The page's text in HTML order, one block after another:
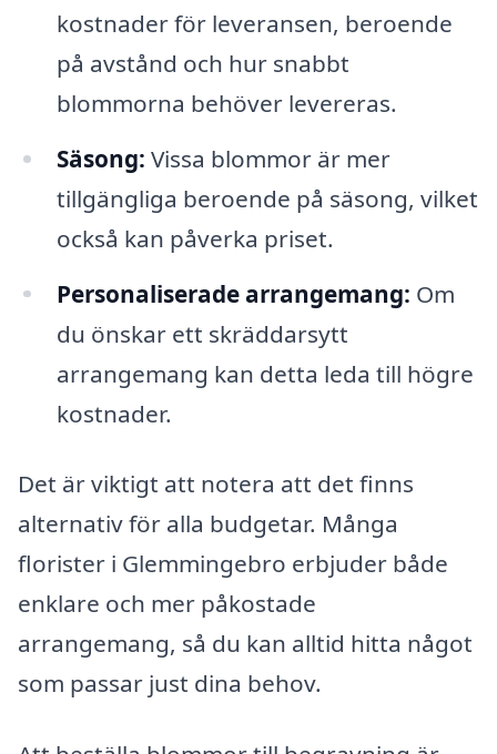
kostnader för leveransen, beroende
på avstånd och hur snabbt
blommorna behöver levereras.
Säsong: Vissa blommor är mer
tillgängliga beroende på säsong, vilket
också kan påverka priset.
Personaliserade arrangemang: Om
du önskar ett skräddarsytt
arrangemang kan detta leda till högre
kostnader.
Det är viktigt att notera att det finns
alternativ för alla budgetar. Många
florister i Glemmingebro erbjuder både
enklare och mer påkostade
arrangemang, så du kan alltid hitta något
som passar just dina behov.